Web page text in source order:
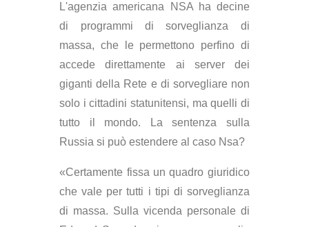
L'agenzia americana NSA ha decine
di programmi di sorveglianza di
massa, che le permettono perfino di
accede direttamente ai server dei
giganti della Rete e di sorvegliare non
solo i cittadini statunitensi, ma quelli di
tutto il mondo. La sentenza sulla
Russia si può estendere al caso Nsa?
«Certamente fissa un quadro giuridico
che vale per tutti i tipi di sorveglianza
di massa. Sulla vicenda personale di